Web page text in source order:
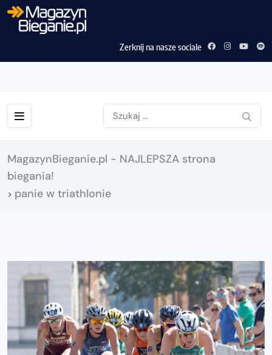
Zerknij na nasze sociale
MagazynBieganie.pl - NAJLEPSZA strona
biegania!
> panie w triathlonie